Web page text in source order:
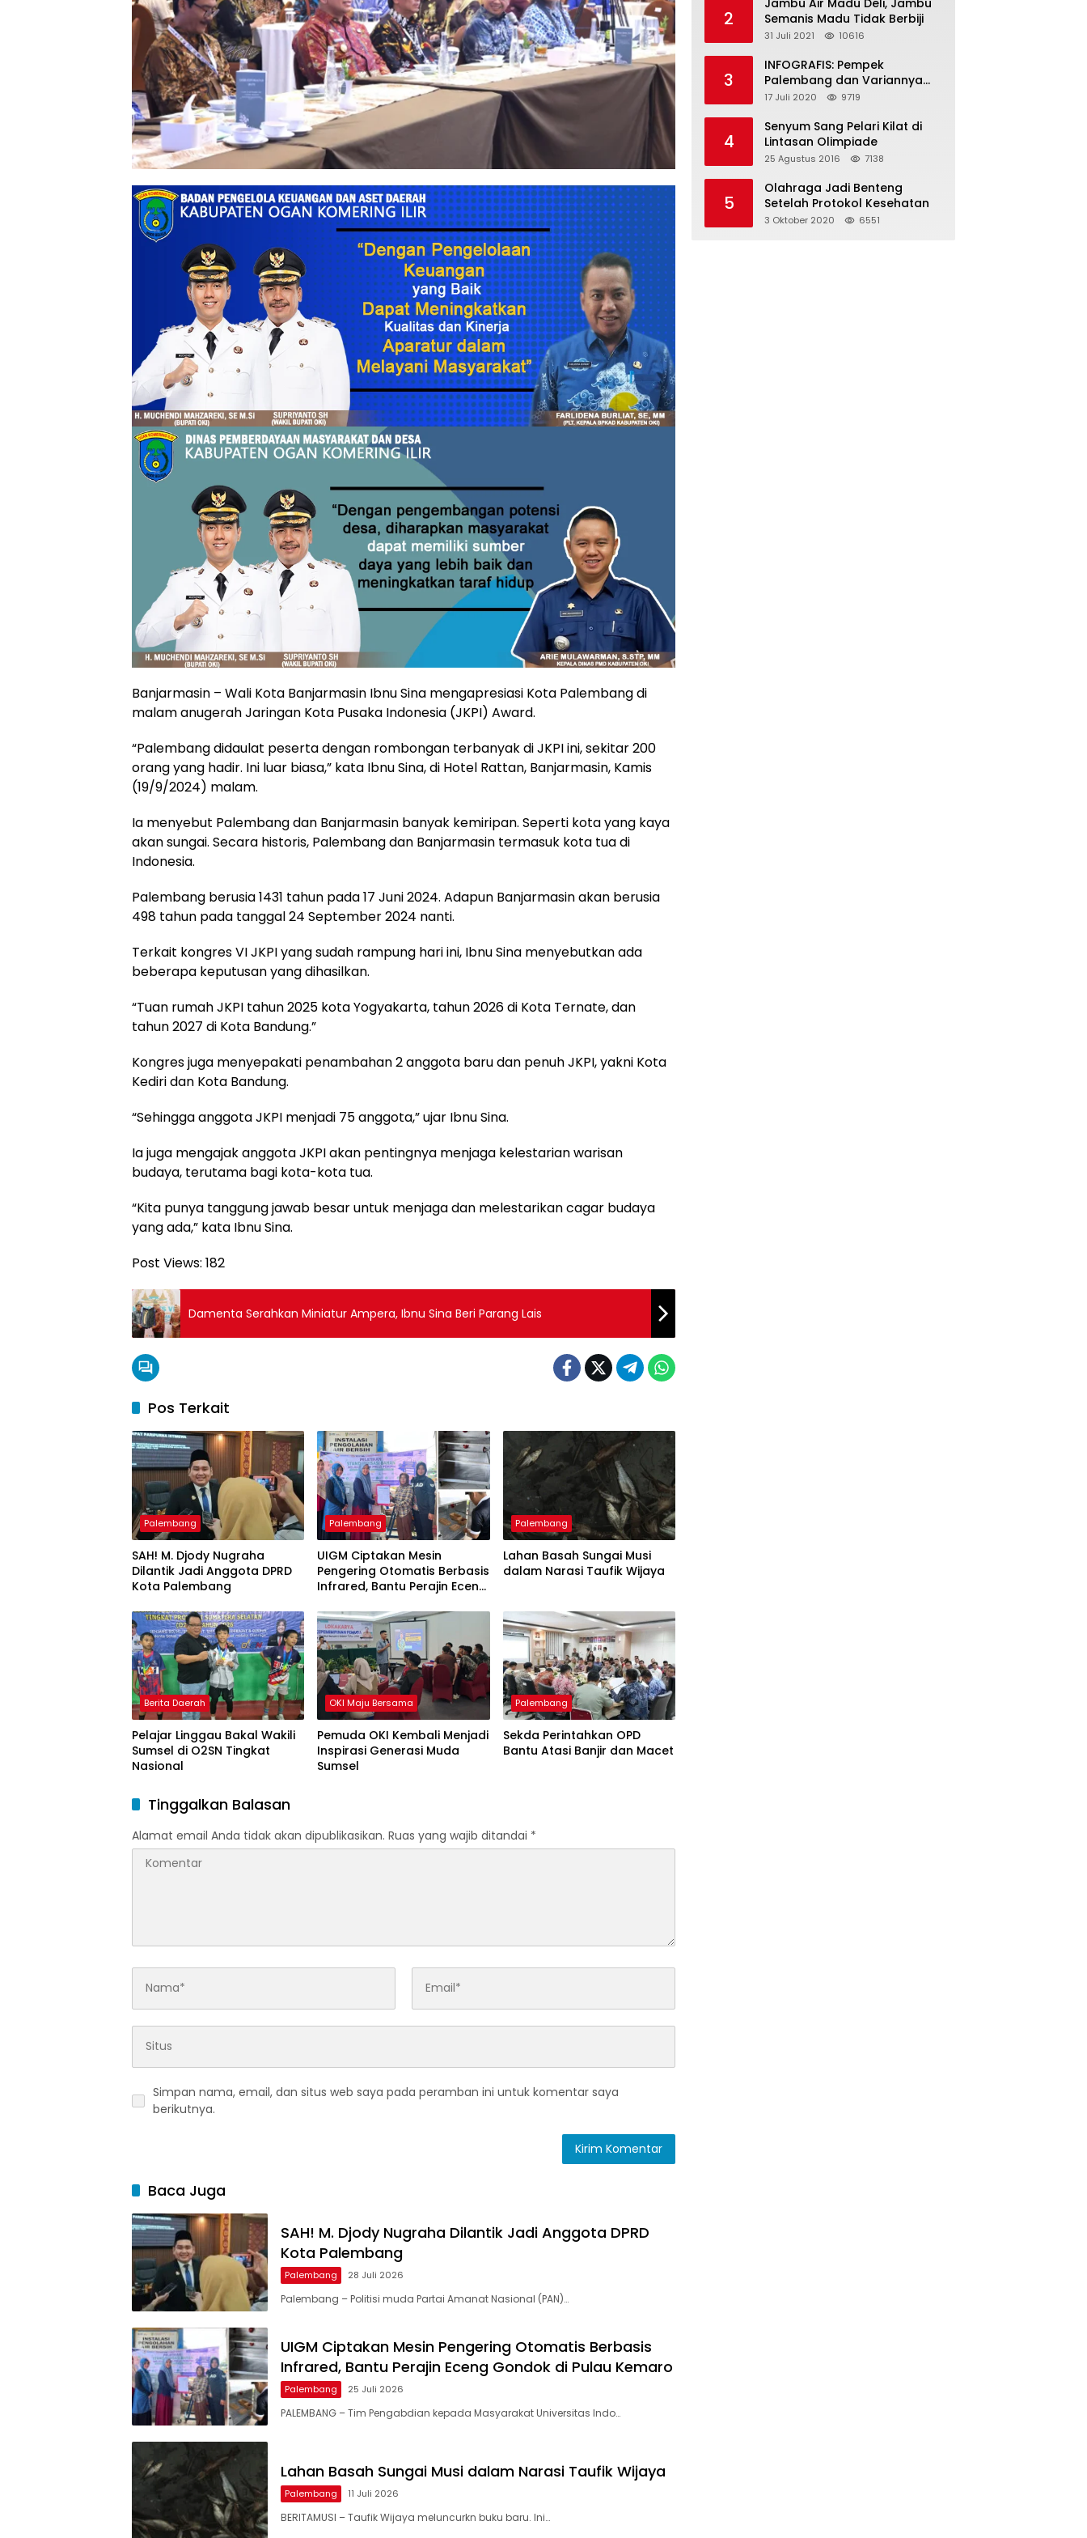
Banjarmasin – Wali Kota Banjarmasin Ibnu Sina mengapresiasi Kota Palembang di
malam anugerah Jaringan Kota Pusaka Indonesia (JKPI) Award.
“Palembang didaulat peserta dengan rombongan terbanyak di JKPI ini, sekitar 200
orang yang hadir. Ini luar biasa,” kata Ibnu Sina, di Hotel Rattan, Banjarmasin, Kamis
(19/9/2024) malam.
Ia menyebut Palembang dan Banjarmasin banyak kemiripan. Seperti kota yang kaya
akan sungai. Secara historis, Palembang dan Banjarmasin termasuk kota tua di
Indonesia.
Palembang berusia 1431 tahun pada 17 Juni 2024. Adapun Banjarmasin akan berusia
498 tahun pada tanggal 24 September 2024 nanti.
Terkait kongres VI JKPI yang sudah rampung hari ini, Ibnu Sina menyebutkan ada
beberapa keputusan yang dihasilkan.
“Tuan rumah JKPI tahun 2025 kota Yogyakarta, tahun 2026 di Kota Ternate, dan
tahun 2027 di Kota Bandung.”
Kongres juga menyepakati penambahan 2 anggota baru dan penuh JKPI, yakni Kota
Kediri dan Kota Bandung.
“Sehingga anggota JKPI menjadi 75 anggota,” ujar Ibnu Sina.
Ia juga mengajak anggota JKPI akan pentingnya menjaga kelestarian warisan
budaya, terutama bagi kota-kota tua.
“Kita punya tanggung jawab besar untuk menjaga dan melestarikan cagar budaya
yang ada,” kata Ibnu Sina.
Post Views: 182
Damenta Serahkan Miniatur Ampera, Ibnu Sina Beri Parang Lais
Pos Terkait
Palembang
SAH! M. Djody Nugraha
Dilantik Jadi Anggota DPRD
Kota Palembang
Palembang
UIGM Ciptakan Mesin
Pengering Otomatis Berbasis
Infrared, Bantu Perajin Eceng
Palembang
Lahan Basah Sungai Musi
dalam Narasi Taufik Wijaya
Berita Daerah
Pelajar Linggau Bakal Wakili
Sumsel di O2SN Tingkat
Nasional
OKI Maju Bersama
Pemuda OKI Kembali Menjadi
Inspirasi Generasi Muda
Sumsel
Palembang
Sekda Perintahkan OPD
Bantu Atasi Banjir dan Macet
Tinggalkan Balasan
Alamat email Anda tidak akan dipublikasikan. Ruas yang wajib ditandai *
Simpan nama, email, dan situs web saya pada peramban ini untuk komentar saya
berikutnya.
Baca Juga
SAH! M. Djody Nugraha Dilantik Jadi Anggota DPRD
Kota Palembang
Palembang 28 Juli 2026
Palembang – Politisi muda Partai Amanat Nasional (PAN)…
UIGM Ciptakan Mesin Pengering Otomatis Berbasis
Infrared, Bantu Perajin Eceng Gondok di Pulau Kemaro
Palembang 25 Juli 2026
PALEMBANG – Tim Pengabdian kepada Masyarakat Universitas Indo…
Lahan Basah Sungai Musi dalam Narasi Taufik Wijaya
Palembang 11 Juli 2026
BERITAMUSI – Taufik Wijaya meluncurkn buku baru. Ini…
2
Jambu Air Madu Deli, Jambu
Semanis Madu Tidak Berbiji
31 Juli 2021 10616
3
INFOGRAFIS: Pempek
Palembang dan Variannya
yang Melegenda
17 Juli 2020 9719
4
Senyum Sang Pelari Kilat di
Lintasan Olimpiade
25 Agustus 2016 7138
5
Olahraga Jadi Benteng
Setelah Protokol Kesehatan
3 Oktober 2020 6551